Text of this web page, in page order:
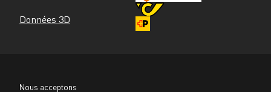
Données 3D
Nous acceptons